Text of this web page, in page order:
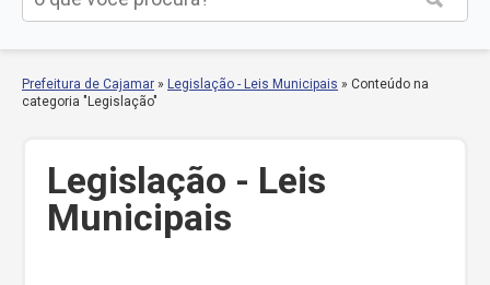
Prefeitura de Cajamar » Legislação - Leis Municipais » Conteúdo na
categoria "Legislação"
Legislação - Leis
Municipais